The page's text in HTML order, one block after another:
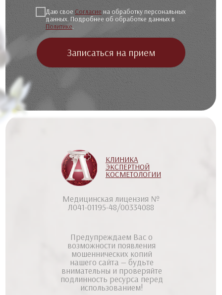
Даю свое Согласие на обработку персональных
данных. Подробнее об обработке данных в
Политике
Записаться на прием
КЛИНИКА
ЭКСПЕРТНОЙ
КОСМЕТОЛОГИИ
Предупреждаем Вас о
возможности появления
мошеннических копий
нашего сайта — будьте
внимательны и проверяйте
подлинность ресурса перед
использованием!
Медицинская лицензия №
Л041-01195-48/00334088